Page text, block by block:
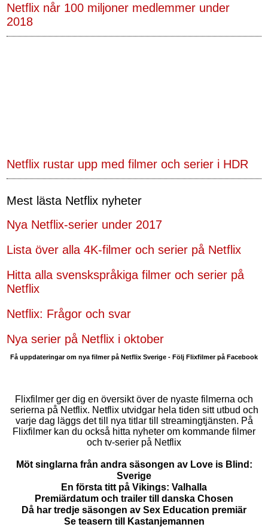
Netflix når 100 miljoner medlemmer under
2018
Netflix rustar upp med filmer och serier i HDR
Mest lästa Netflix nyheter
Nya Netflix-serier under 2017
Lista över alla 4K-filmer och serier på Netflix
Hitta alla svenskspråkiga filmer och serier på
Netflix
Netflix: Frågor och svar
Nya serier på Netflix i oktober
Få uppdateringar om nya filmer på Netflix Sverige - Följ Flixfilmer på Facebook
Flixfilmer ger dig en översikt över de nyaste filmerna och
serierna på Netflix. Netflix utvidgar hela tiden sitt utbud och
varje dag läggs det till nya titlar till streamingtjänsten. På
Flixfilmer kan du också hitta nyheter om kommande filmer
och tv-serier på Netflix
Möt singlarna från andra säsongen av Love is Blind:
Sverige
En första titt på Vikings: Valhalla
Premiärdatum och trailer till danska Chosen
Då har tredje säsongen av Sex Education premiär
Se teasern till Kastanjemannen